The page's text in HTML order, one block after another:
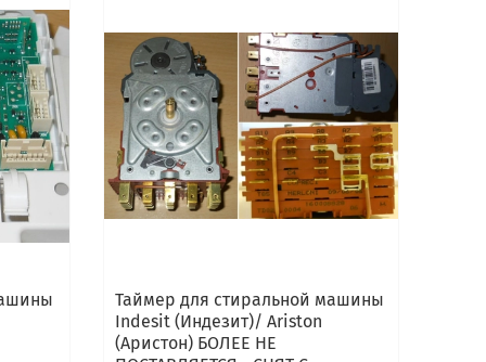
Таймер для стиральной машины
Indesit (Индезит)/ Ariston
(Аристон) БОЛЕЕ НЕ